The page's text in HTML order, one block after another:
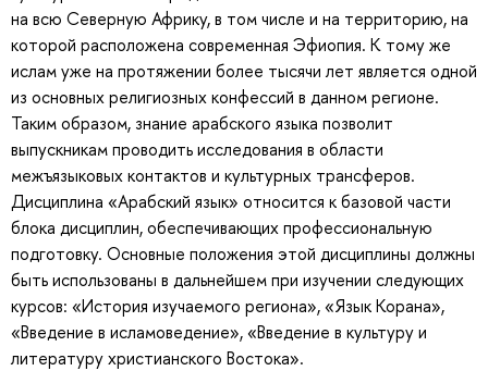
на всю Северную Африку, в том числе и на территорию, на
которой расположена современная Эфиопия. К тому же
ислам уже на протяжении более тысячи лет является одной
из основных религиозных конфессий в данном регионе.
Таким образом, знание арабского языка позволит
выпускникам проводить исследования в области
межъязыковых контактов и культурных трансферов.
Дисциплина «Арабский язык» относится к базовой части
блока дисциплин, обеспечивающих профессиональную
подготовку. Основные положения этой дисциплины должны
быть использованы в дальнейшем при изучении следующих
курсов: «История изучаемого региона», «Язык Корана»,
«Введение в исламоведение», «Введение в культуру и
литературу христианского Востока».